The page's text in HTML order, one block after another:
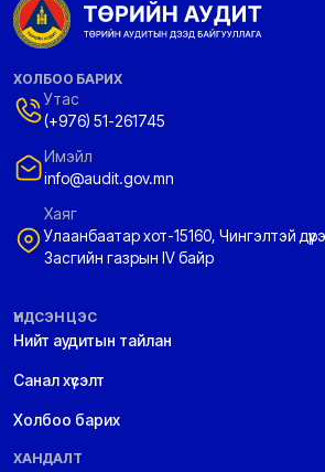
ХОЛБОО БАРИХ
Утас
(+976) 51-261745
Имэйл
info@audit.gov.mn
Хаяг
Улаанбаатар хот-15160, Чингэлтэй
Засгийн газрын IV байр
ҮНДСЭН ЦЭС
Нийт аудитын тайлан
Санал хүсэлт
Холбоо барих
ХАНДАЛТ